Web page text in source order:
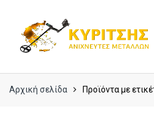
navigation
content
Αρχική σελίδα Προϊόντα με